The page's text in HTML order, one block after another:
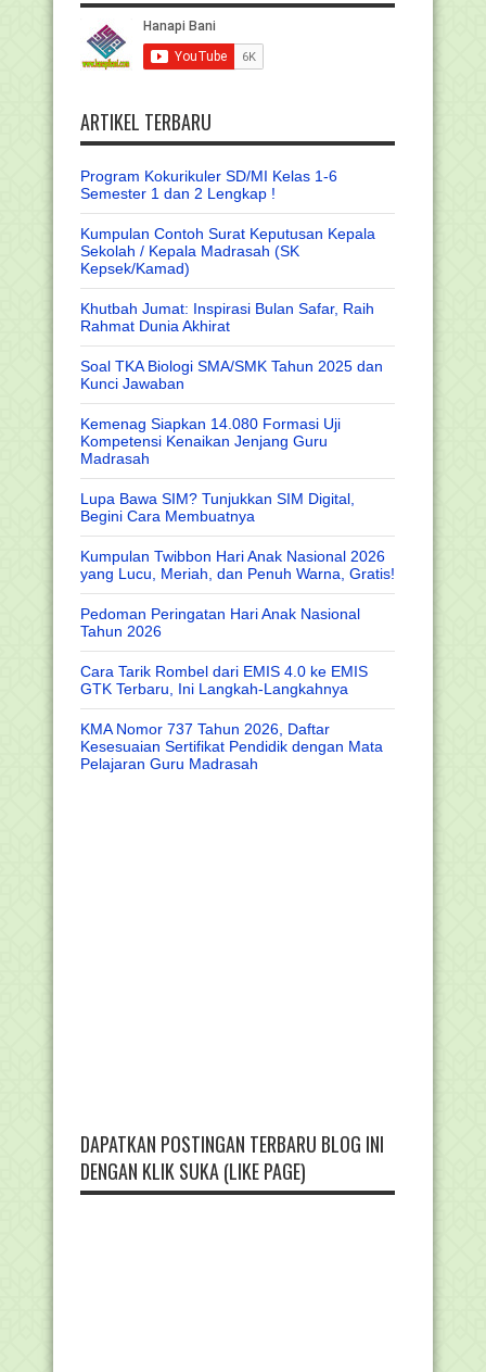
ARTIKEL TERBARU
Program Kokurikuler SD/MI Kelas 1-6
Semester 1 dan 2 Lengkap !
Kumpulan Contoh Surat Keputusan Kepala
Sekolah / Kepala Madrasah (SK
Kepsek/Kamad)
Khutbah Jumat: Inspirasi Bulan Safar, Raih
Rahmat Dunia Akhirat
Soal TKA Biologi SMA/SMK Tahun 2025 dan
Kunci Jawaban
Kemenag Siapkan 14.080 Formasi Uji
Kompetensi Kenaikan Jenjang Guru
Madrasah
Lupa Bawa SIM? Tunjukkan SIM Digital,
Begini Cara Membuatnya
Kumpulan Twibbon Hari Anak Nasional 2026
yang Lucu, Meriah, dan Penuh Warna, Gratis!
Pedoman Peringatan Hari Anak Nasional
Tahun 2026
Cara Tarik Rombel dari EMIS 4.0 ke EMIS
GTK Terbaru, Ini Langkah-Langkahnya
KMA Nomor 737 Tahun 2026, Daftar
Kesesuaian Sertifikat Pendidik dengan Mata
Pelajaran Guru Madrasah
DAPATKAN POSTINGAN TERBARU BLOG INI
DENGAN KLIK SUKA (LIKE PAGE)